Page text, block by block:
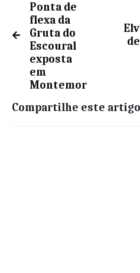
Ponta de
flexa da
Gruta do
Escoural
exposta
em
Montemor
Compartilhe este